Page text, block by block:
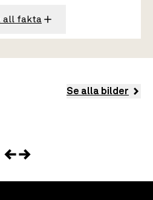
all fakta
Se alla bilder